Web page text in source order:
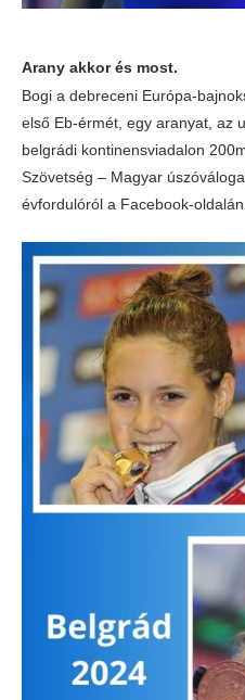
Arany akkor és most.
Bogi a debreceni Európa-
első Eb-érmét, egy aranyat, az
belgrádi kontinensviadalon
Szövetség – Magyar
évfordulóról a Facebook-oldalán.